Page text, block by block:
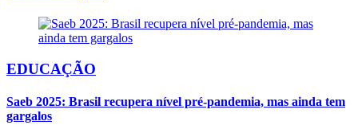
EDUCAÇÃO
Saeb 2025: Brasil recupera nível pré-pandemia, mas ainda tem
gargalos